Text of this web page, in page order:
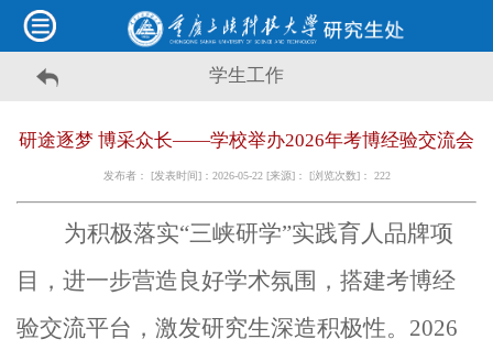
学生工作
研途逐梦 博采众长——学校举办2026年考博经验交流会
发布者： [发表时间]：2026-05-22 [来源]： [浏览次数]： 222
为积极落实“三峡研学”实践育人品牌项
目，进一步营造良好学术氛围，搭建考博经
验交流平台，激发研究生深造积极性。 2026